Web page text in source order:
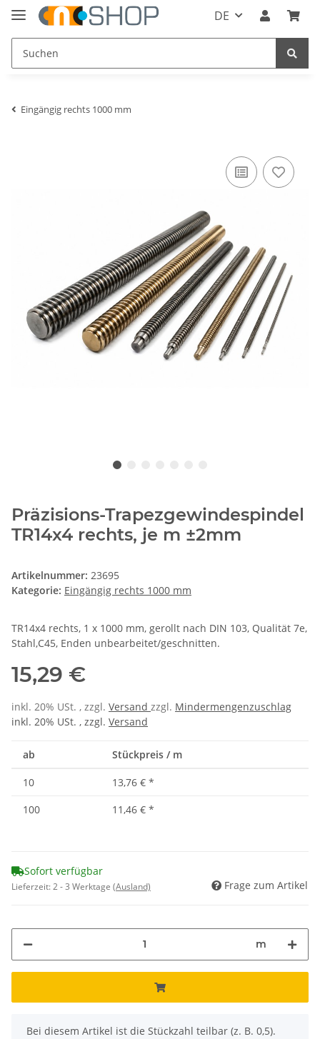
DE
Eingängig rechts 1000 mm
Präzisions-Trapezgewindespindel
TR14x4 rechts, je m ±2mm
Artikelnummer: 23695
Kategorie: Eingängig rechts 1000 mm
TR14x4 rechts, 1 x 1000 mm, gerollt nach DIN 103, Qualität 7e,
Stahl,C45, Enden unbearbeitet/geschnitten.
15,29 €
inkl. 20% USt. , zzgl. Versand zzgl. Mindermengenzuschlag
inkl. 20% USt. , zzgl. Versand
ab Stückpreis / m
10 13,76 € *
100
11,46 € *
Sofort verfügbar
Lieferzeit:2 - 3 Werktage (Ausland) Frage zum Artikel
m
x
Bei diesem Artikel ist die Stückzahl teilbar (z. B. 0,5).